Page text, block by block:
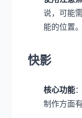
说，可能
能的位置。
快影
核心功能
制作方面